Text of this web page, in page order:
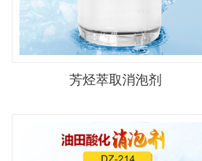
芳烃萃取消泡剂